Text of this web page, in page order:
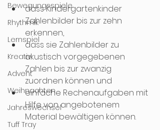
Bewegungsspiele
Rhythmik
Lernspiel
Kreativ
Advent
Weihnachten
Jahreswechsel
Tuff Tray
dass Kindergartenkinder
Zahlenbilder bis zur zehn
erkennen,
dass sie Zahlenbilder zu
akustisch vorgegebenen
Zahlen bis zur zwanzig
zuordnen können und
einfache Rechenaufgaben mit
Hilfe von angebotenem
Material bewältigen können.